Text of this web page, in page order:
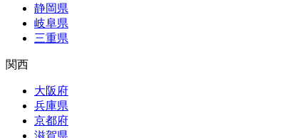
静岡県
岐阜県
三重県
関西
大阪府
兵庫県
京都府